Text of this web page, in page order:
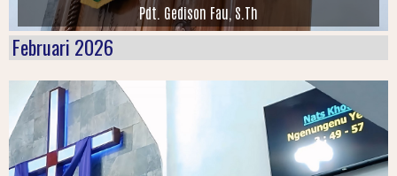
Petugas Kebaktian Siang 2 Agustus 2026
Februari 2026